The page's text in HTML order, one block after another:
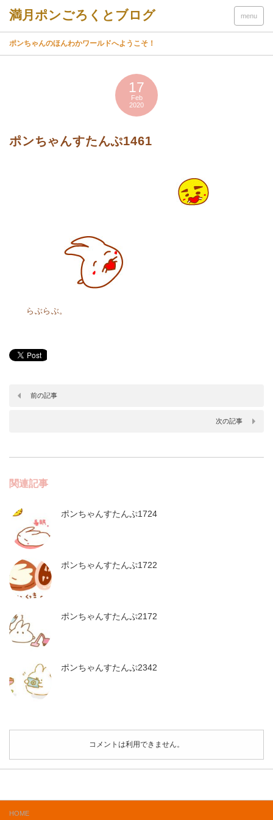
menu
ポンちゃんのほんわかワールドへようこそ！
17
Feb
2020
ポンちゃんすたんぷ1461
らぶらぶ。
前の記事
次の記事
関連記事
ポンちゃんすたんぷ1724
ポンちゃんすたんぷ1722
ポンちゃんすたんぷ2172
ポンちゃんすたんぷ2342
コメントは利用できません。
HOME